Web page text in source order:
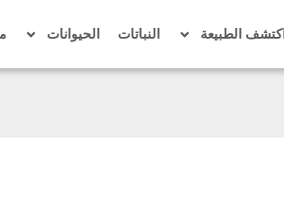
اكتشف الطبيعة النباتات الحيوانات